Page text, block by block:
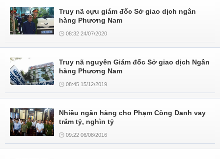
Truy nã cựu giám đốc Sở giao dịch ngân
hàng Phương Nam
08:32 24/07/2020
Truy nã nguyên Giám đốc Sở giao dịch Ngân
hàng Phương Nam
08:45 15/12/2019
Nhiều ngân hàng cho Phạm Công Danh vay
trăm tỷ, nghìn tỷ
09:22 06/08/2016